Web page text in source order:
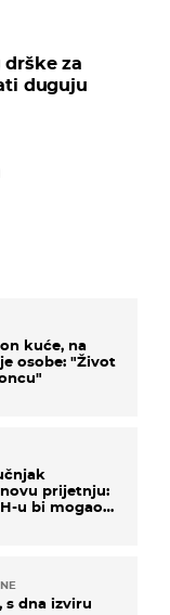
drške za
duguju
kuće, na
osobe: "Život
prijetnju:
u bi mogao
s dna izviru